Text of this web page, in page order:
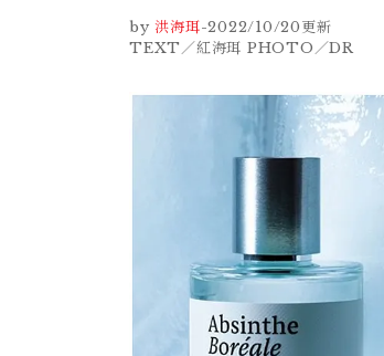
by 洪海珥-2022/10/20更新
TEXT／紅海珥 PHOTO／DR